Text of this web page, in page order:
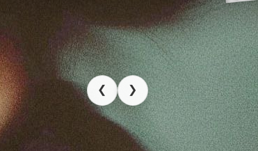
❮ ❯